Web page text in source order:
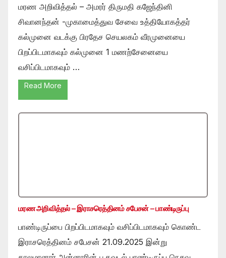
மரண அறிவித்தல் – அமரர் திருமதி கஜேந்தினி
சிவானந்தன் -முகாமைத்துவ சேவை உத்தியோகத்தர்
கல்முனை வடக்கு பிரதேச செயலகம் வீரமுனையை
பிறப்பிடமாகவும் கல்முனை 1 மணற்சேனையை
வசிப்பிடமாகவும் …
Read More
மரண அறிவித்தல் – இராசரெத்தினம் சபேசன் – பாண்டிருப்பு
பாண்டிருப்பை பிறப்பிடமாகவும் வசிப்பிடமாகவும் கொண்ட
இராசரெத்தினம் சபேசன் 21.09.2025 இன்று